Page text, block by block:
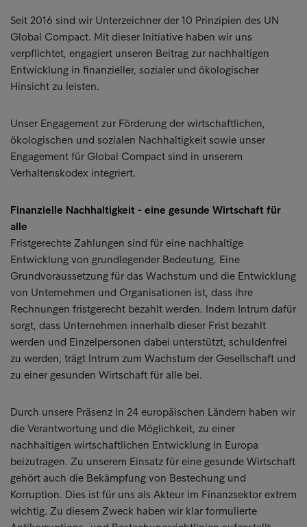
Seit 2016 sind wir Unterzeichner der 10 Prinzipien des UN
Global Compact. Mit dieser Initiative haben wir uns
verpflichtet, engagiert unseren Beitrag zur nachhaltigen
Entwicklung in finanzieller, sozialer und ökologischer
Hinsicht zu leisten.
Unser Engagement zur Förderung der wirtschaftlichen,
ökologischen und sozialen Nachhaltigkeit sowie unser
Engagement für Global Compact sind in unserem
Verhaltenskodex integriert.
Finanzielle Nachhaltigkeit - eine gesunde Wirtschaft für
alle
Fristgerechte Zahlungen sind für eine nachhaltige
Entwicklung von grundlegender Bedeutung. Eine
Grundvoraussetzung für das Wachstum und die Entwicklung
von Unternehmen und Organisationen ist, dass ihre
Rechnungen fristgerecht bezahlt werden. Indem Intrum dafür
sorgt, dass Unternehmen innerhalb dieser Frist bezahlt
werden und Einzelpersonen dabei unterstützt, schuldenfrei
zu werden, trägt Intrum zum Wachstum der Gesellschaft und
zu einer gesunden Wirtschaft für alle bei.
Durch unsere Präsenz in 24 europäischen Ländern haben wir
die Verantwortung und die Möglichkeit, zu einer
nachhaltigen wirtschaftlichen Entwicklung in Europa
beizutragen. Zu unserem Einsatz für eine gesunde Wirtschaft
gehört auch die Bekämpfung von Bestechung und
Korruption. Dies ist für uns als Akteur im Finanzsektor extrem
wichtig. Zu diesem Zweck haben wir klar formulierte